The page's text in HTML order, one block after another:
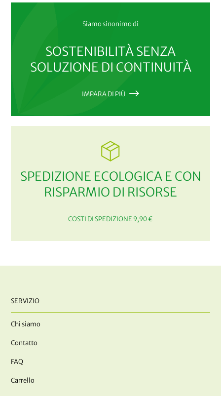
Siamo sinonimo di
SOSTENIBILITÀ SENZA
SOLUZIONE DI CONTINUITÀ
IMPARA DI PIÙ
SPEDIZIONE ECOLOGICA E CON
RISPARMIO DI RISORSE
COSTI DI SPEDIZIONE 9,90 €
SERVIZIO
Chi siamo
Contatto
FAQ
Carrello